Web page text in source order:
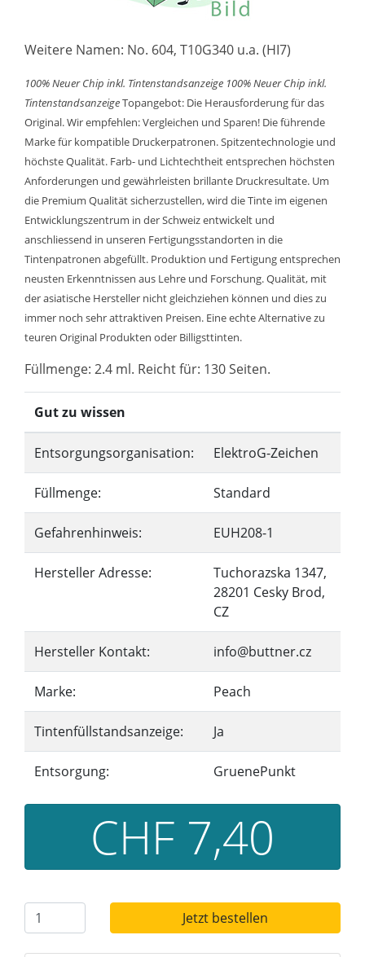
Weitere Namen: No. 604, T10G340 u.a. (HI7)
100% Neuer Chip inkl. Tintenstandsanzeige 100% Neuer Chip inkl.
TintenstandsanzeigeTopangebot: Die Herausforderung für das
Original. Wir empfehlen: Vergleichen und Sparen! Die führende
Marke für kompatible Druckerpatronen. Spitzentechnologie und
höchste Qualität. Farb- und Lichtechtheit entsprechen höchsten
Anforderungen und gewährleisten brillante Druckresultate. Um
die Premium Qualität sicherzustellen, wird die Tinte im eigenen
Entwicklungszentrum in der Schweiz entwickelt und
anschliessend in unseren Fertigungsstandorten in die
Tintenpatronen abgefüllt. Produktion und Fertigung entsprechen
neusten Erkenntnissen aus Lehre und Forschung. Qualität, mit
der asiatische Hersteller nicht gleichziehen können und dies zu
immer noch sehr attraktiven Preisen. Eine echte Alternative zu
teuren Original Produkten oder Billigsttinten.
Füllmenge: 2.4 ml. Reicht für: 130 Seiten.
Gut zu wissen
Entsorgungsorganisation: ElektroG-Zeichen
Füllmenge: Standard
Gefahrenhinweis: EUH208-1
Hersteller Adresse:
Tuchorazska 1347,
28201 Cesky Brod,
CZ
Hersteller Kontakt: info@buttner.cz
Marke: Peach
Tintenfüllstandsanzeige: Ja
Entsorgung: GruenePunkt
CHF 7,40
Jetzt bestellen